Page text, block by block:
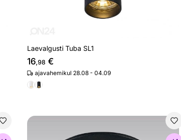
Laevalgusti Tuba SL1
16,98 €
ajavahemikul 28.08 - 04.09